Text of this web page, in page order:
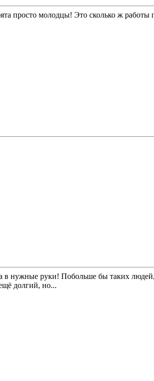
просто молодцы! Это сколько ж работы
в нужные руки! Побольше бы таких
долгий, но...